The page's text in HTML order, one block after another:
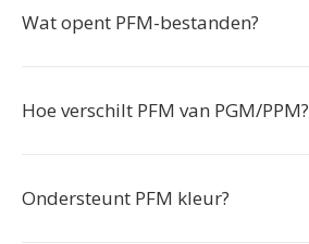
Wat opent PFM-bestanden?
Hoe verschilt PFM van PGM/PPM?
Ondersteunt PFM kleur?